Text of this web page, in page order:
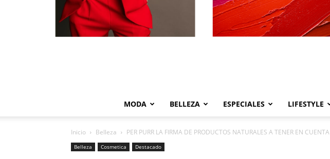
MODA BELLEZA ESPECIALES LIFESTYLE
Inicio Belleza PER PURR LA FIRMA DE PRODUCTOS NATURALES A TENER EN CUENTA
Belleza Cosmetica Destacado